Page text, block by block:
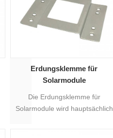
Erdungsklemme für
Solarmodule
Die Erdungsklemme für
Solarmodule wird hauptsächlich